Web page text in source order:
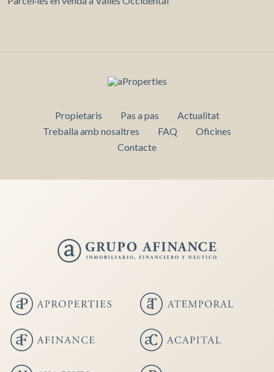
Propietaris Pas a pas
Actualitat
Treballa amb nosaltres
FAQ
Oficines
Contacte